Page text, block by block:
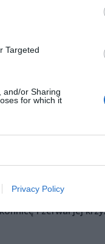
Targeted
and/or Sharing
for which it
Privacy Policy
i zerwał jej